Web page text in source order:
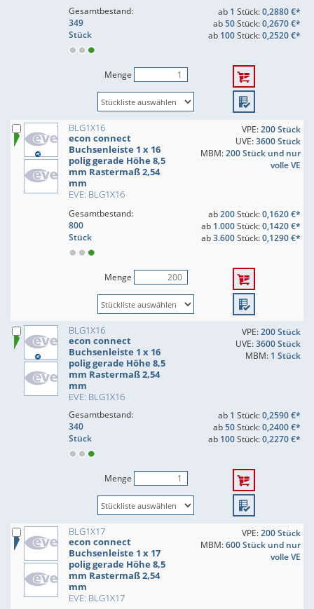
Gesamtbestand:
349
Stück
ab 1 Stück:0,2880 €*
ab50Stück:0,2670 €*
ab 100Stück:0,2520 €*
Menge
BLG1X16
econ connect
Buchsenleiste 1 x 16
polig gerade Höhe 8,5
mm Rastermaß 2,54
mm
EVE: BLG1X16
VPE:200 Stück
UVE:3600 Stück
MBM:200 Stück und nur
volle VE
Gesamtbestand:
800
Stück
ab200Stück:0,1620 €*
ab 1.000Stück:0,1420 €*
ab3.600Stück:0,1290 €*
Menge
BLG1X16
econ connect
Buchsenleiste 1 x 16
polig gerade Höhe 8,5
mm Rastermaß 2,54
mm
EVE: BLG1X16
VPE:200 Stück
UVE:3600 Stück
MBM: 1 Stück
Gesamtbestand:
340
Stück
ab 1 Stück:0,2590 €*
ab50Stück:0,2400 €*
ab 100Stück:0,2270 €*
Menge
BLG1X17
econ connect
Buchsenleiste 1 x 17
polig gerade Höhe 8,5
mm Rastermaß 2,54
mm
EVE: BLG1X17
VPE:200 Stück
MBM:600 Stück und nur
volle VE